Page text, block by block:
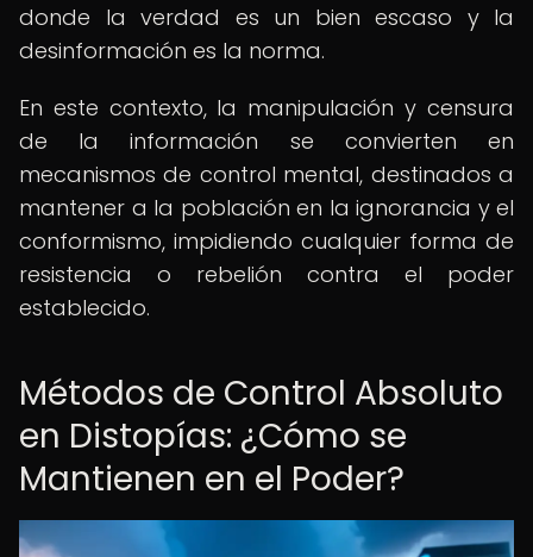
donde la verdad es un bien escaso y la
desinformación es la norma.
En este contexto, la manipulación y censura
de la información se convierten en
mecanismos de control mental, destinados a
mantener a la población en la ignorancia y el
conformismo, impidiendo cualquier forma de
resistencia o rebelión contra el poder
establecido.
Métodos de Control Absoluto
en Distopías: ¿Cómo se
Mantienen en el Poder?